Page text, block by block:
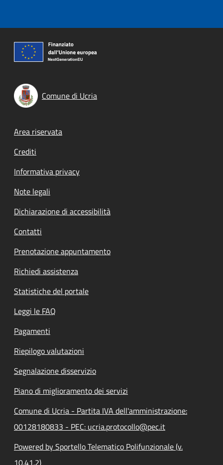
Comune di Ucria
Footer menu
Area riservata
Crediti
Informativa privacy
Note legali
Dichiarazione di accessibilità
Contatti
Prenotazione appuntamento
Richiedi assistenza
Statistiche del portale
Leggi le FAQ
Pagamenti
Riepilogo valutazioni
Segnalazione disservizio
Piano di miglioramento dei servizi
Comune di Ucria - Partita IVA dell'amministrazione:
00128180833 - PEC: ucria.protocollo@pec.it
Powered by Sportello Telematico Polifunzionale (v.
10.41.2)